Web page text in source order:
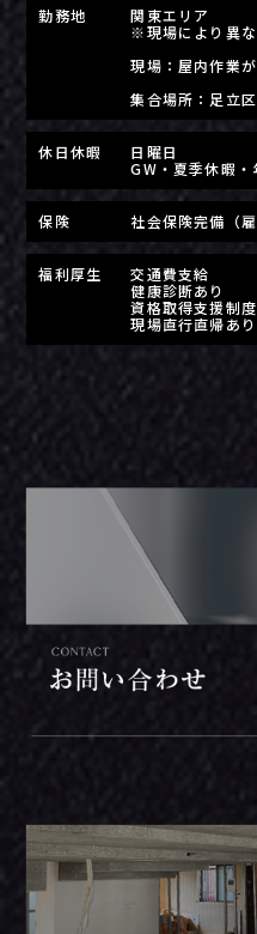
勤務地
関東エリア
※現場により異
現場：屋内作業
集合場所：足立
休日休暇
日曜日
GW・夏季休暇・
保険 社会保険完備（
福利厚生
交通費支給
健康診断あり
資格取得支援制
現場直行直帰あり